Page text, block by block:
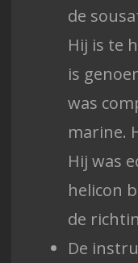
de
Hij is te
is
was
marine.
Hij was
helicon
de
De